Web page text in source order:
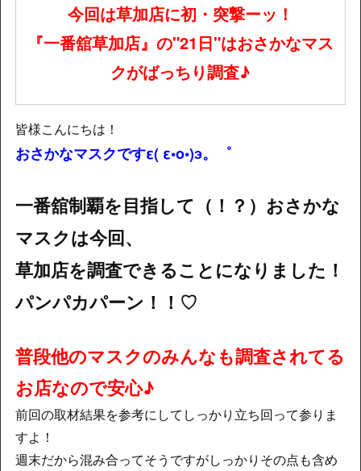
今回は草加店に初・突撃ーッ！
『一番舘草加店』の"21日"はおさかなマス
クがばっちり調査♪
皆様こんにちは！
おさかなマスクですε( ε•o•)э。゜
一番舘制覇を目指して（！？）おさかな
マスクは今回、
草加店を調査できることになりました！
パンパカパーン！！♡
普段他のマスクのみんなも調査されてる
お店なので安心♪
前回の取材結果を参考にしてしっかり立ち回って参りま
すよ！
週末だから混み合ってそうですがしっかりその点も含め